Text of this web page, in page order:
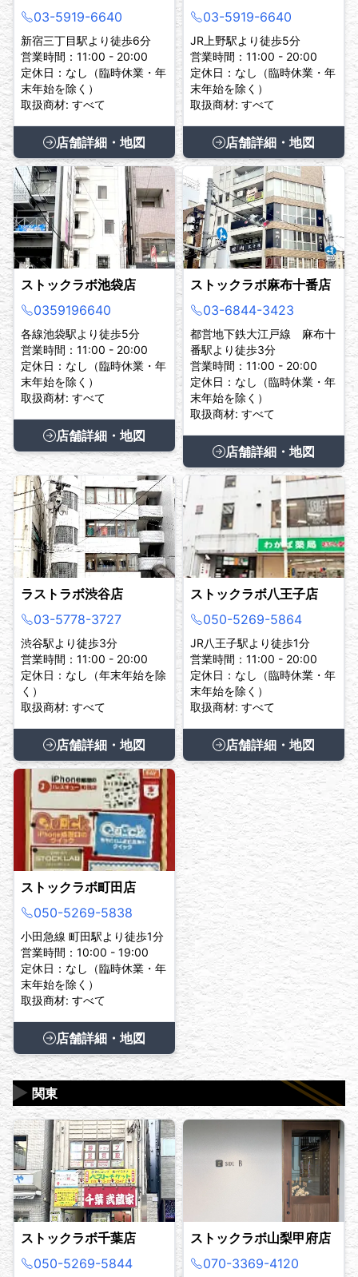
03-5919-6640
新宿三丁目駅より徒歩6分
営業時間：11:00 - 20:00
定休日：なし（臨時休業・年
末年始を除く）
取扱商材: すべて
店舗詳細・地図
03-5919-6640
JR上野駅より徒歩5分
営業時間：11:00 - 20:00
定休日：なし（臨時休業・年
末年始を除く）
取扱商材: すべて
店舗詳細・地図
ストックラボ池袋店
0359196640
各線池袋駅より徒歩5分
営業時間：11:00 - 20:00
定休日：なし（臨時休業・年
末年始を除く）
取扱商材: すべて
店舗詳細・地図
ストックラボ麻布十番店
03-6844-3423
都営地下鉄大江戸線 麻布十
番駅より徒歩3分
営業時間：11:00 - 20:00
定休日：なし（臨時休業・年
末年始を除く）
取扱商材: すべて
店舗詳細・地図
ラストラボ渋谷店
03-5778-3727
渋谷駅より徒歩3分
営業時間：11:00 - 20:00
定休日：なし（年末年始を除
く）
取扱商材: すべて
店舗詳細・地図
ストックラボ八王子店
050-5269-5864
JR八王子駅より徒歩1分
営業時間：11:00 - 20:00
定休日：なし（臨時休業・年
末年始を除く）
取扱商材: すべて
店舗詳細・地図
ストックラボ町田店
050-5269-5838
小田急線 町田駅より徒歩1分
営業時間：10:00 - 19:00
定休日：なし（臨時休業・年
末年始を除く）
取扱商材: すべて
店舗詳細・地図
関東
▶
ストックラボ千葉店
050-5269-5844
ストックラボ山梨甲府店
070-3369-4120